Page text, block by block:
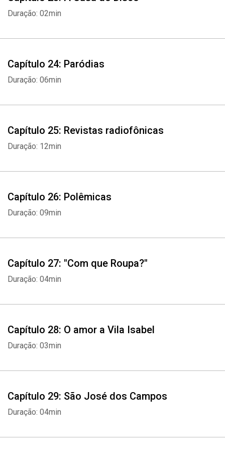
Duração: 02min
Capítulo 24: Paródias
Duração: 06min
Capítulo 25: Revistas radiofônicas
Duração: 12min
Capítulo 26: Polêmicas
Duração: 09min
Capítulo 27: "Com que Roupa?"
Duração: 04min
Capítulo 28: O amor a Vila Isabel
Duração: 03min
Capítulo 29: São José dos Campos
Duração: 04min